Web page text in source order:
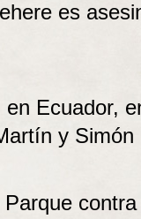
es
Ecuador,
y Simón